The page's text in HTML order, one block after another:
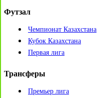
Футзал
Чемпионат Казахстана
Кубок Казахстана
Первая лига
Трансферы
Премьер лига